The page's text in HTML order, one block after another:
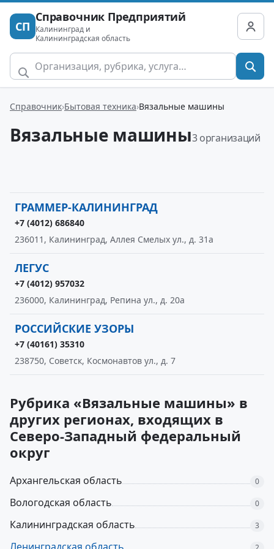
СП
Справочник Предприятий
Калининград и
Калининградская область
Справочник Бытовая техника Вязальные машины
Вязальные машины3 организаций
ГРАММЕР-КАЛИНИНГРАД
+7 (4012) 686840
236011, Калининград, Аллея Смелых ул., д. 31а
ЛЕГУС
+7 (4012) 957032
236000, Калининград, Репина ул., д. 20а
РОССИЙСКИЕ УЗОРЫ
+7 (40161) 35310
238750, Советск, Космонавтов ул., д. 7
Рубрика «Вязальные машины» в
других регионах, входящих в
Северо-Западный федеральный
округ
Архангельская область 0
Вологодская область 0
Калининградская область 3